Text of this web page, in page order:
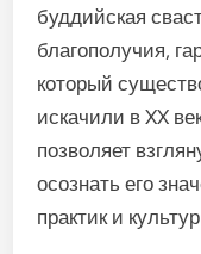
буддийская
благополучия,
который
искачили в XX
позволяет
осознать его
практик и